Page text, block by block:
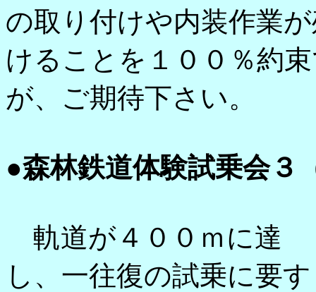
の取り付けや内装作業
けることを１００％約
が、ご期待下さい。
●森林鉄道体験試乗会３
軌道が４００ｍに達
し、一往復の試乗に要す